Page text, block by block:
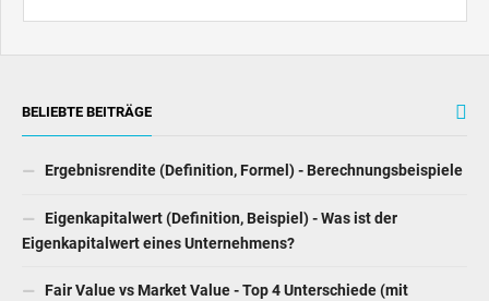
BELIEBTE BEITRÄGE
Ergebnisrendite (Definition, Formel) - Berechnungsbeispiele
Eigenkapitalwert (Definition, Beispiel) - Was ist der
Eigenkapitalwert eines Unternehmens?
Fair Value vs Market Value - Top 4 Unterschiede (mit